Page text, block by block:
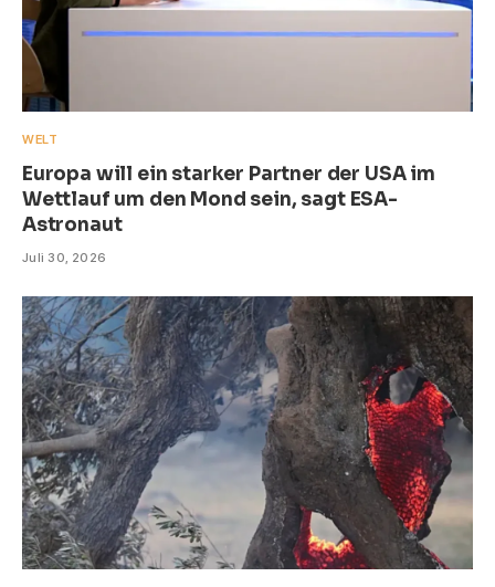
WELT
Europa will ein starker Partner der USA im
Wettlauf um den Mond sein, sagt ESA-
Astronaut
Juli 30, 2026